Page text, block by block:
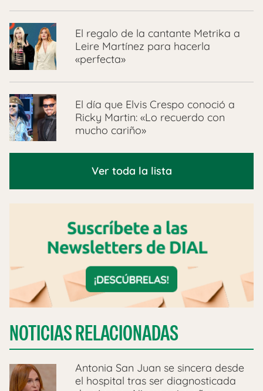
El regalo de la cantante Metrika a
Leire Martínez para hacerla
«perfecta»
El día que Elvis Crespo conoció a
Ricky Martin: «Lo recuerdo con
mucho cariño»
Ver toda la lista
NOTICIAS RELACIONADAS
Antonia San Juan se sincera desde
el hospital tras ser diagnosticada